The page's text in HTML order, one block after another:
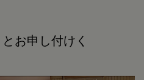
お申し付けく